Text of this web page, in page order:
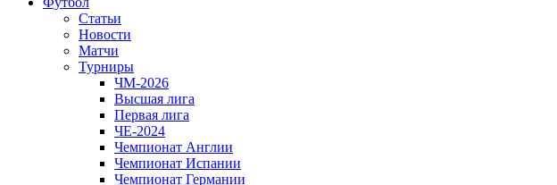
Статьи
Новости
Матчи
Турниры
ЧМ-2026
Высшая лига
Первая лига
ЧЕ-2024
Чемпионат Англии
Чемпионат Испании
Чемпионат Германии